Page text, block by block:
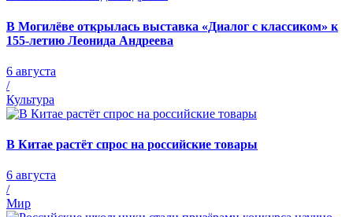
В Могилёве открылась выставка «Диалог с классиком» к
155-летию Леонида Андреева
6 августа
/
Культура
В Китае растёт спрос на российские товары
6 августа
/
Мир